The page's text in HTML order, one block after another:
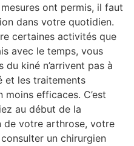
ont permis, il faut
dans votre quotidien.
certaines activités que
avec le temps, vous
kiné n’arrivent pas à
et les traitements
efficaces. C’est
au début de la
de votre arthrose, votre
un chirurgien